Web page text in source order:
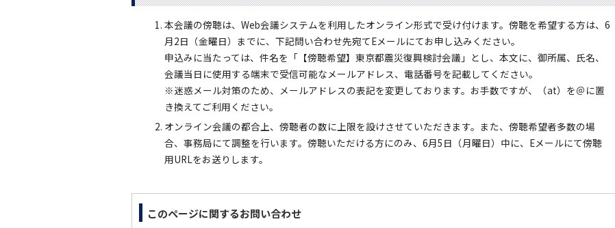
本会議の傍聴は、Web会議システムを利用したオンライン形式で受け付けます。傍聴を希望する方は、6
月2日（金曜日）までに、下記問い合わせ先宛てEメールにてお申し込みください。
申込みに当たっては、件名を「【傍聴希望】東京都震災復興検討会議」とし、本文に、御所属、氏名、
会議当日に使用する端末で受信可能なメールアドレス、電話番号を記載してください。
※迷惑メール対策のため、メールアドレスの表記を変更しております。お手数ですが、（at）を＠に置
き換えてご利用ください。
オンライン会議の都合上、傍聴者の数に上限を設けさせていただきます。また、傍聴希望者多数の場
合、事務局にて調整を行います。傍聴いただける方にのみ、6月5日（月曜日）中に、Eメールにて傍聴
用URLをお送りします。
このページに関するお問い合わせ